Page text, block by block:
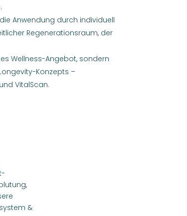
Anwendung durch individuell
Regenerationsraum, der
Wellness-Angebot, sondern
Konzepts –
VitalScan.
&